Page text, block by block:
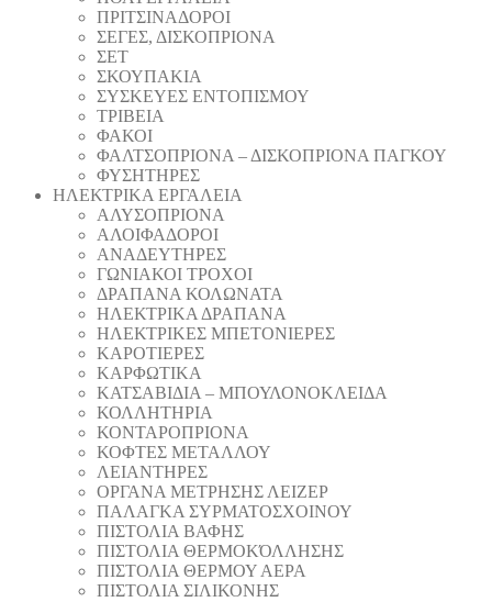
ΠΡΙΤΣΙΝΑΔΟΡΟΙ
ΣΕΓΕΣ, ΔΙΣΚΟΠΡΙΟΝΑ
ΣΕΤ
ΣΚΟΥΠΑΚΙΑ
ΣΥΣΚΕΥΕΣ ΕΝΤΟΠΙΣΜΟΥ
ΤΡΙΒΕΙΑ
ΦΑΚΟΙ
ΦΑΛΤΣΟΠΡΙΟΝΑ – ΔΙΣΚΟΠΡΙΟΝΑ ΠΑΓΚΟΥ
ΦΥΣΗΤΗΡΕΣ
ΗΛΕΚΤΡΙΚΑ ΕΡΓΑΛΕΙΑ
AΛΥΣΟΠΡΙΟΝΑ
ΑΛΟΙΦΑΔOΡΟI
ΑΝΑΔΕΥΤΗΡΕΣ
ΓΩΝΙΑΚΟΙ ΤΡΟΧΟΙ
ΔΡΑΠΑΝΑ ΚΟΛΩΝΑΤΑ
ΗΛΕΚΤΡΙΚΑ ΔΡΑΠΑΝΑ
ΗΛΕΚΤΡΙΚΕΣ ΜΠΕΤΟΝΙΕΡΕΣ
ΚΑΡΟΤΙΕΡΕΣ
ΚΑΡΦΩΤΙΚΑ
ΚΑΤΣΑΒΙΔΙΑ – ΜΠΟΥΛΟΝΟΚΛΕΙΔΑ
ΚΟΛΛΗΤΗΡΙΑ
ΚΟΝΤΑΡΟΠΡΙΟΝΑ
ΚΟΦΤΕΣ ΜΕΤΑΛΛΟΥ
ΛΕΙΑΝΤΗΡEΣ
ΟΡΓΑΝΑ ΜΕΤΡΗΣΗΣ ΛΕΙΖΕΡ
ΠΑΛΑΓΚΑ ΣΥΡΜΑΤΟΣΧΟΙΝΟΥ
ΠΙΣΤΟΛΙΑ ΒΑΦΗΣ
ΠΙΣΤΟΛΙΑ ΘΕΡΜΟΚΌΛΛΗΣΗΣ
ΠΙΣΤΟΛΙΑ ΘΕΡΜΟΥ ΑΕΡΑ
ΠΙΣΤΟΛΙΑ ΣΙΛΙΚΟΝΗΣ